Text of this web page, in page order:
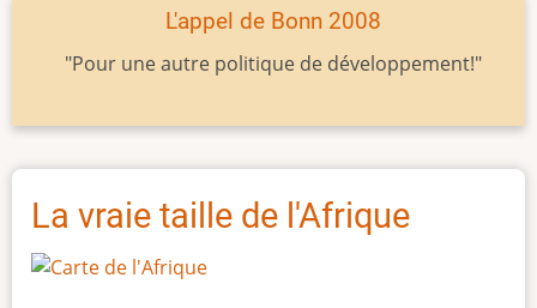
L'appel de Bonn 2008
"Pour une autre politique de développement!"
La vraie taille de l'Afrique